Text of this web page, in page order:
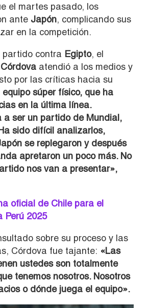
el martes pasado, los
ante Japón, complicando sus
en la competición.
partido contra Egipto, el
atendió a los medios y
por las críticas hacia su
equipo súper físico, que ha
en la última línea.
a ser un partido de Mundial,
sido difícil analizarlos,
se replegaron y después
apretaron un poco más. No
nos van a presentar»,
oficial de Chile para el
Perú 2025
sobre su proceso y las
Córdova fue tajante: «Las
ustedes son totalmente
tenemos nosotros. Nosotros
o dónde juega el equipo».